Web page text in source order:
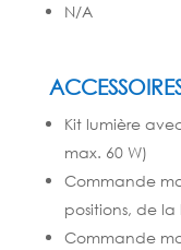
N/A
Kit lumière
max. 60 W)
Commande
positions, de
Commande